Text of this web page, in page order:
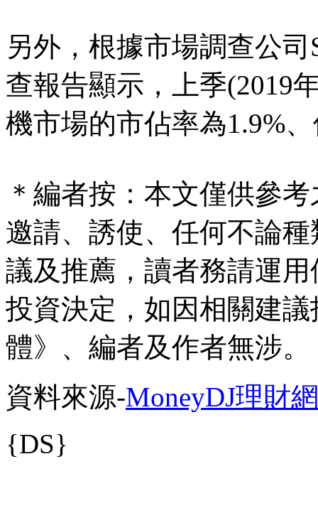
另外，根據市場調查公司
查報告顯示，上季(2019
機市場的市佔率為1.9%
＊編者按：本文僅供參
邀請、誘使、任何不論
議及推薦，讀者務請運
投資決定，如因相關建
體》、編者及作者無涉。
資料來源-MoneyDJ理財網
{DS}